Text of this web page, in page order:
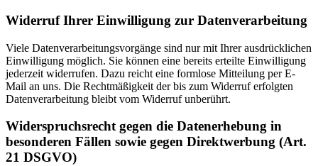
Widerruf Ihrer Einwilligung zur Datenverarbeitung
Viele Datenverarbeitungsvorgänge sind nur mit Ihrer ausdrücklichen
Einwilligung möglich. Sie können eine bereits erteilte Einwilligung
jederzeit widerrufen. Dazu reicht eine formlose Mitteilung per E-
Mail an uns. Die Rechtmäßigkeit der bis zum Widerruf erfolgten
Datenverarbeitung bleibt vom Widerruf unberührt.
Widerspruchsrecht gegen die Datenerhebung in
besonderen Fällen sowie gegen Direktwerbung (Art.
21 DSGVO)